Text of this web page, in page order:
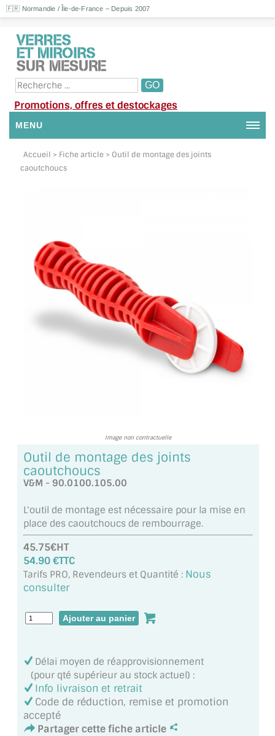
🇫🇷 Normandie / Île-de-France – Depuis 2007
Promotions, offres et destockages
MENU
NOUS CONTACTER
SUIVI DE COMMANDE
TOUS LES TARIFS AU M2
GUIDE : CHOIX PAR UTILISATION
INSPIRATIONS ET NOUVEAUTÉS
MIROIR VIEILLI
MIROIR DÉCORATIF DE COULEUR
LOTS DE MIROIRS EN MOZAÏQUE
MIROIR POUR PORTE
MIROIR DE SALLE DE BAIN
MIROIR PAROI DE DOUCHE
MIROIR POUR SALLE DE SPORT
MIROIR ENCADRÉ
MIROIR TV
VERRE SUR MESURE
Accueil > Fiche article > Outil de montage des joints
caoutchoucs
Image non contractuelle
Outil de montage des joints
caoutchoucs
V&M - 90.0100.105.00
L'outil de montage est nécessaire pour la mise en
place des caoutchoucs de rembourrage.
45.75€HT
54.90 €TTC
Tarifs PRO, Revendeurs et Quantité : Nous
consulter
Délai moyen de réapprovisionnement
(pour qté supérieur au stock actuel) :
Info livraison et retrait
Code de réduction, remise et promotion
accepté
Partager cette fiche article